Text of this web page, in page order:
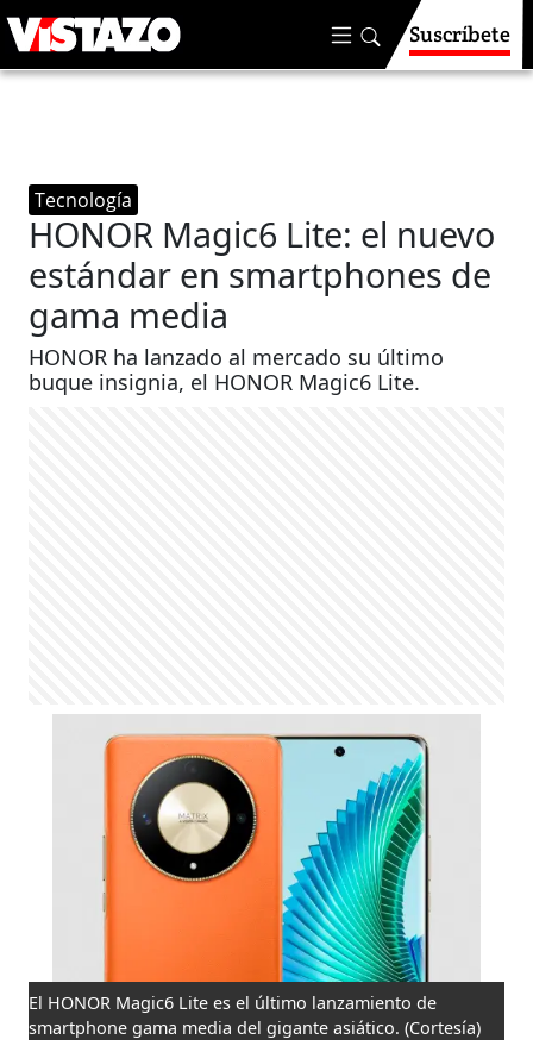
Suscríbete
Tecnología
HONOR Magic6 Lite: el nuevo
estándar en smartphones de
gama media
HONOR ha lanzado al mercado su último
buque insignia, el HONOR Magic6 Lite.
El HONOR Magic6 Lite es el último lanzamiento de
smartphone gama media del gigante asiático. (Cortesía)